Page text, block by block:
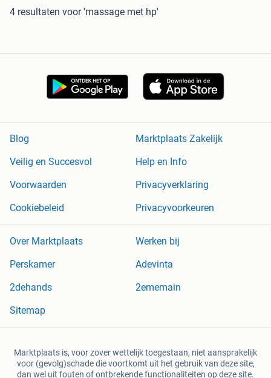
4 resultaten voor 'massage met hp'
Blog
Marktplaats Zakelijk
Veilig en Succesvol
Help en Info
Voorwaarden
Privacyverklaring
Cookiebeleid
Privacyvoorkeuren
Over Marktplaats
Werken bij
Perskamer
Adevinta
2dehands
2ememain
Sitemap
Marktplaats is, voor zover wettelijk toegestaan, niet aansprakelijk
voor (gevolg)schade die voortkomt uit het gebruik van deze site,
dan wel uit fouten of ontbrekende functionaliteiten op deze site.